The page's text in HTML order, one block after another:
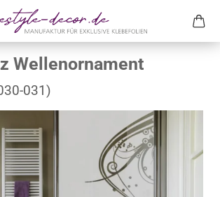
Wellenornament
031)